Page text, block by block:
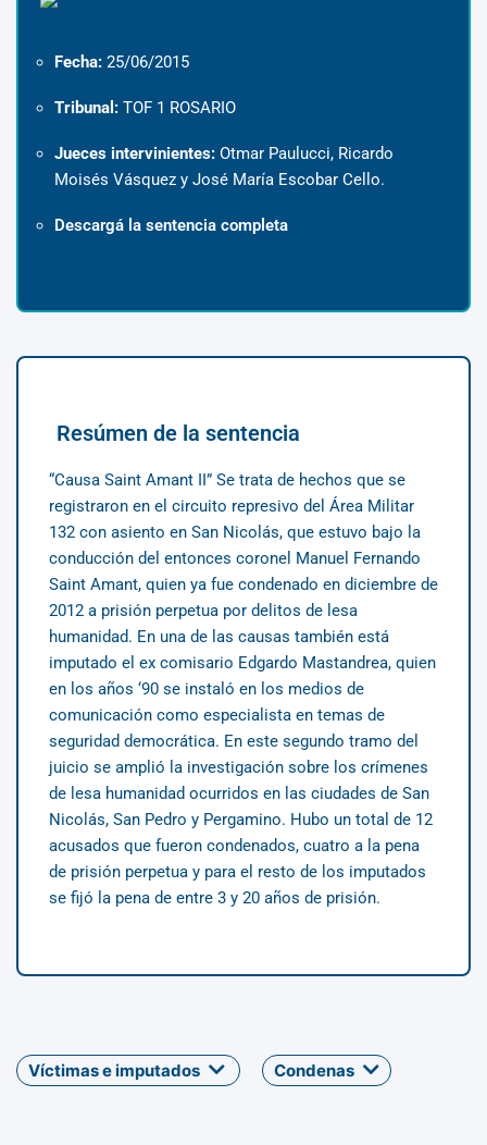
Fecha: 25/06/2015
Tribunal: TOF 1 ROSARIO
Jueces intervinientes: Otmar Paulucci, Ricardo
Moisés Vásquez y José María Escobar Cello.
Descargá la sentencia completa
Resúmen de la sentencia
“Causa Saint Amant II” Se trata de hechos que se
registraron en el circuito represivo del Área Militar
132 con asiento en San Nicolás, que estuvo bajo la
conducción del entonces coronel Manuel Fernando
Saint Amant, quien ya fue condenado en diciembre de
2012 a prisión perpetua por delitos de lesa
humanidad. En una de las causas también está
imputado el ex comisario Edgardo Mastandrea, quien
en los años ‘90 se instaló en los medios de
comunicación como especialista en temas de
seguridad democrática. En este segundo tramo del
juicio se amplió la investigación sobre los crímenes
de lesa humanidad ocurridos en las ciudades de San
Nicolás, San Pedro y Pergamino. Hubo un total de 12
acusados que fueron condenados, cuatro a la pena
de prisión perpetua y para el resto de los imputados
se fijó la pena de entre 3 y 20 años de prisión.
Víctimas e imputados Condenas